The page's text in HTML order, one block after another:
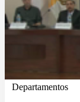
Departamentos